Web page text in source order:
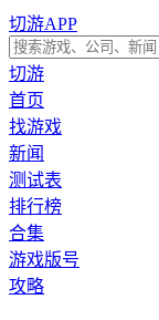
切游APP
切游
首页
找游戏
新闻
测试表
排行榜
合集
游戏版号
攻略